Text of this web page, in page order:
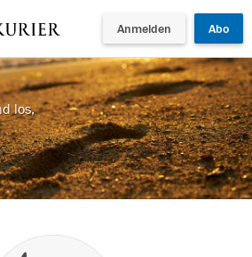
Anmelden Abo
los,